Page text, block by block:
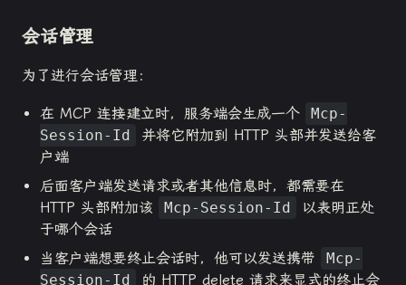
会话管理
为了进行会话管理：
在 MCP 连接建立时，服务端会生成一个
Mcp-
Session-Id
并将它附加到 HTTP 头部并发送给客
户端
后面客户端发送请求或者其他信息时，都需要在
HTTP 头部附加该
Mcp-Session-Id
以表明正处
于哪个会话
当客户端想要终止会话时，他可以发送携带
Mcp-
Session-Id
的 HTTP delete 请求来显式的终止会